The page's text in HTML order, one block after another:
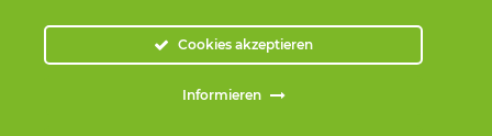
Datenschutzerklärung
Cookies akzeptieren
Informieren